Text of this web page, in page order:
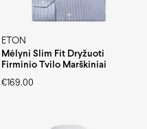
ETON
Mėlyni Slim Fit Dryžuoti
Firminio Tvilo Marškiniai
€169.00